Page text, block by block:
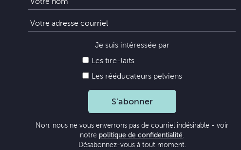
Je suis intéressée par
Les tire-laits
Les rééducateurs pelviens
S’abonner
Non, nous ne vous enverrons pas de courriel indésirable - voir
notre politique de confidentialité.
Désabonnez-vous à tout moment.